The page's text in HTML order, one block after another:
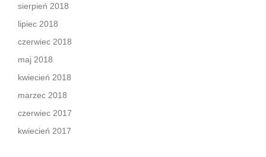
sierpień 2018
lipiec 2018
czerwiec 2018
maj 2018
kwiecień 2018
marzec 2018
czerwiec 2017
kwiecień 2017